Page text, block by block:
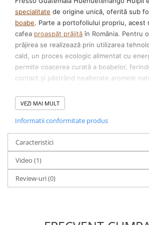
specialitate de origine unică, oferită sub
boabe. Parte a portofoliului propriu, acest
cafea proaspăt prăjităîn România. Pentru
prăjirea se realizează prin utilizarea
cald, un proces ecologic alimentat cu
permite coacerea curată a boabelor,
contact și păstrând nealterate aromele
La ce să te aștepți în
Cu un scor oficial
printr-o intensitate aromatică maximă (10/
vibrantă, ridicată (9/10). Prăjirea medie (5/
precis pentru a scoate la suprafață
cupping, care dezvăluie nuanțe fine de
și miere. Corpul băuturii este evaluat la 6/
ceea ce adaugă o textură rotundă și
extracții.
VEZI MAI MULT
Informatii conformitate produs
Caracteristici
Video (1)
Review-uri(0)